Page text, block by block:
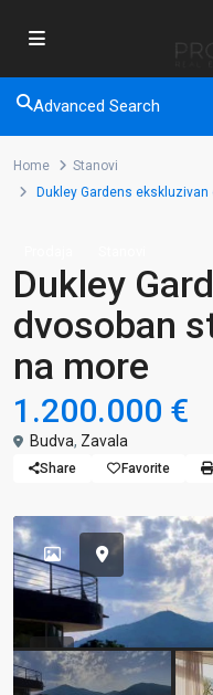
Advanced Search
Home
Stanovi
Dukley Gardens
Dukley
dvosoban
na more
1.200.000 €
Budva, Zavala
Share Favorite
Previous